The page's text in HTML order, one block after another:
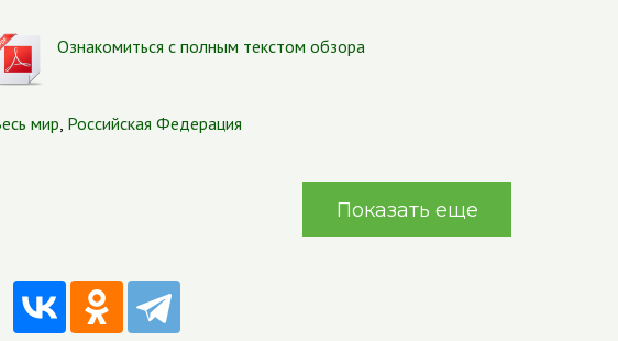
Ознакомиться с полным текстом обзора
мир, Российская Федерация
Показать еще